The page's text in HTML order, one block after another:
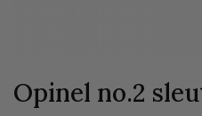
Opinel no.2